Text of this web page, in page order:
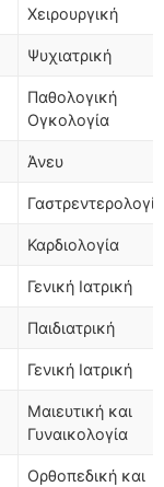
Χειρουργική
Ψυχιατρική
Παθολογική
Ογκολογία
Άνευ
Γαστρεντερολογία
Καρδιολογία
Γενική Ιατρική
Παιδιατρική
Γενική Ιατρική
Μαιευτική και
Γυναικολογία
Ορθοπεδική και